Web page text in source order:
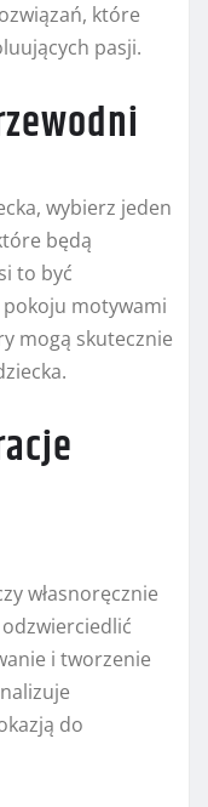
które
pasji.
wybierz jeden
będą
to być
pokoju motywami
mogą skutecznie
własnoręcznie
i tworzenie
do